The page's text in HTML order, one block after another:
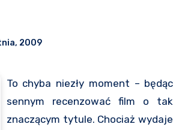
2009
To chyba niezły moment – będąc
sennym recenzować film o tak
znaczącym tytule. Chociaż wydaje